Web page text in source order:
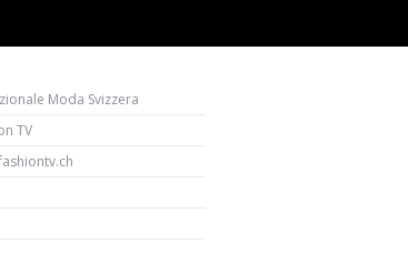
Moda Svizzera
TV